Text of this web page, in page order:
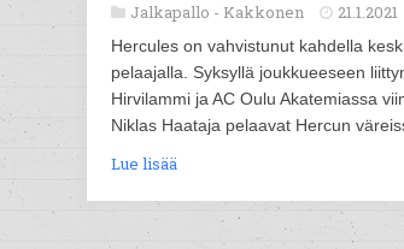
Jalkapallo - Kakkonen 21.1.2021
Hercules on vahvistunut kahdella
pelaajalla. Syksyllä joukkueeseen
Hirvilammi ja AC Oulu Akatemiassa
Niklas Haataja pelaavat Hercun
Lue lisää